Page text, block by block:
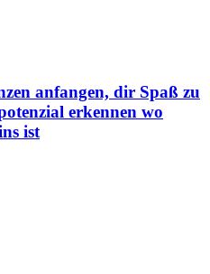
anfangen, dir Spaß zu
erkennen wo
ist